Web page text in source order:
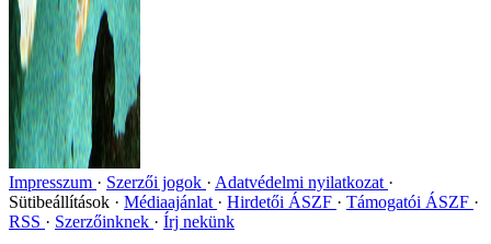
Impresszum Szerzői jogok
Adatvédelmi nyilatkozat
Sütibeállítások
Médiaajánlat Hirdetői ÁSZF
Támogatói ÁSZF
RSS
Szerzőinknek Írj nekünk